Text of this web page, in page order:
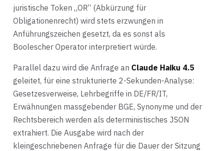
juristische Token „OR“ (Abkürzung für
Obligationenrecht) wird stets erzwungen in
Anführungszeichen gesetzt, da es sonst als
Boolescher Operator interpretiert würde.
Parallel dazu wird die Anfrage an Claude Haiku 4.5
geleitet, für eine strukturierte 2-Sekunden-Analyse:
Gesetzesverweise, Lehrbegriffe in DE/FR/IT,
Erwähnungen massgebender BGE, Synonyme und der
Rechtsbereich werden als deterministisches JSON
extrahiert. Die Ausgabe wird nach der
kleingeschriebenen Anfrage für die Dauer der Sitzung